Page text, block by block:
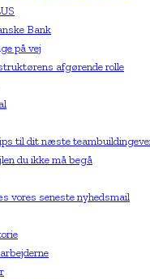
Bank
på vej
afgørende rolle
til dit næste
du ikke må begå
vores seneste nyhedsmail